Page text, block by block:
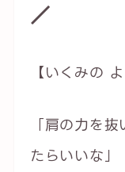
／
【いくみの
「肩の力を
たらいいな」